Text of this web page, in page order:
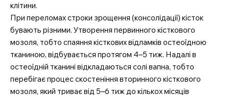
клітини.
При переломах строки зрощення (консолідації) кісток
бувають різними. Утворення первинного кісткового
мозоля, тобто спаяння кісткових відламків остеоїдною
тканиною, відбувається протягом 4–5 тиж. Надалі в
остеоїдній тканині відкладаються солі вапна, тобто
перебігає процес скостеніння вторинного кісткового
мозоля, який триває від 5–6 тиж до кількох місяців